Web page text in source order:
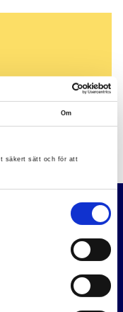
Om
säkert sätt och för att
att göra ett